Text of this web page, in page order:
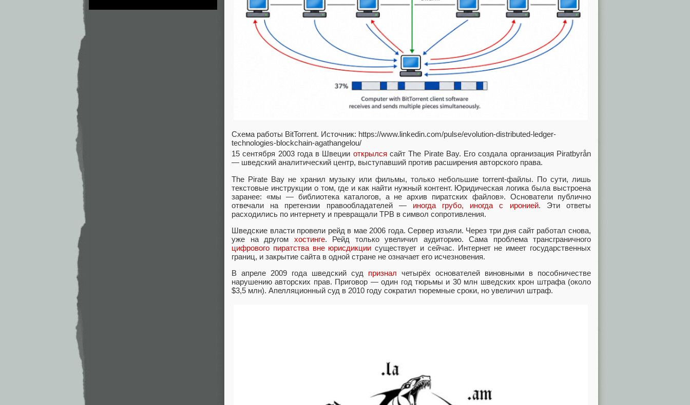
Схема работы BitTorrent. Источник: https://www.linkedin.com/pulse/evolution-distributed-ledger-
technologies-blockchain-agathangelou/
15 сентября 2003 года в Швеции открылся сайт The Pirate Bay. Его создала организация Piratbyrån
— шведский аналитический центр, выступавший против расширения авторского права.
The Pirate Bay не хранил музыку или фильмы, только небольшие torrent-файлы. По сути, лишь
текстовые инструкции о том, где и как найти нужный контент. Юридическая логика была выстроена
заранее: «мы — библиотека каталогов, а не архив пиратских файлов». Основатели публично
отвечали на претензии правообладателей — иногда грубо, иногда с иронией. Эти ответы
расходились по интернету и превращали TPB в символ сопротивления.
Шведские власти провели рейд в мае 2006 года. Сервер изъяли. Через три дня сайт работал снова,
уже на другом хостинге. Рейд только увеличил аудиторию. Сама проблема трансграничного
цифрового пиратства вне юрисдикции существует и сейчас. Интернет не имеет государственных
границ, и закрытие сайта в одной стране не означает его исчезновения.
В апреле 2009 года шведский суд признал четырёх основателей виновными в пособничестве
нарушению авторских прав. Приговор — один год тюрьмы и 30 млн шведских крон штрафа (около
$3,5 млн). Апелляционный суд в 2010 году сократил тюремные сроки, но увеличил штраф.